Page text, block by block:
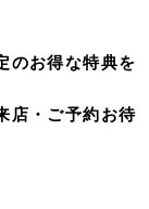
のお得な特典を
店・ご予約お待